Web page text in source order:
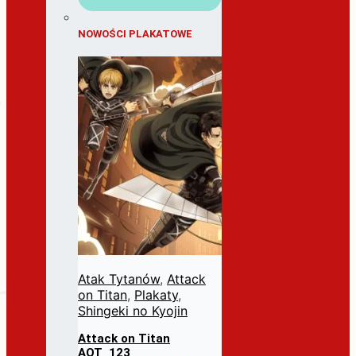
NOWOŚCI PLAKATOWE
Atak Tytanów, Attack
on Titan, Plakaty,
Shingeki no Kyojin
Attack on Titan
AOT_123